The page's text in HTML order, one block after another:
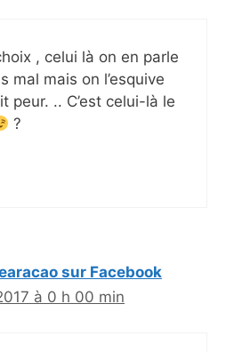
, celui là on en parle
mal mais on l’esquive
peur. .. C’est celui-là le
?
sur Facebook
à 0 h 00 min